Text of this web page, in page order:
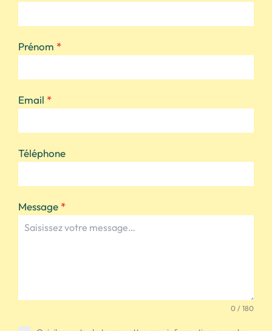
Prénom *
Email *
Téléphone
Message *
0 / 180